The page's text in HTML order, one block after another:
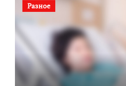
Разное